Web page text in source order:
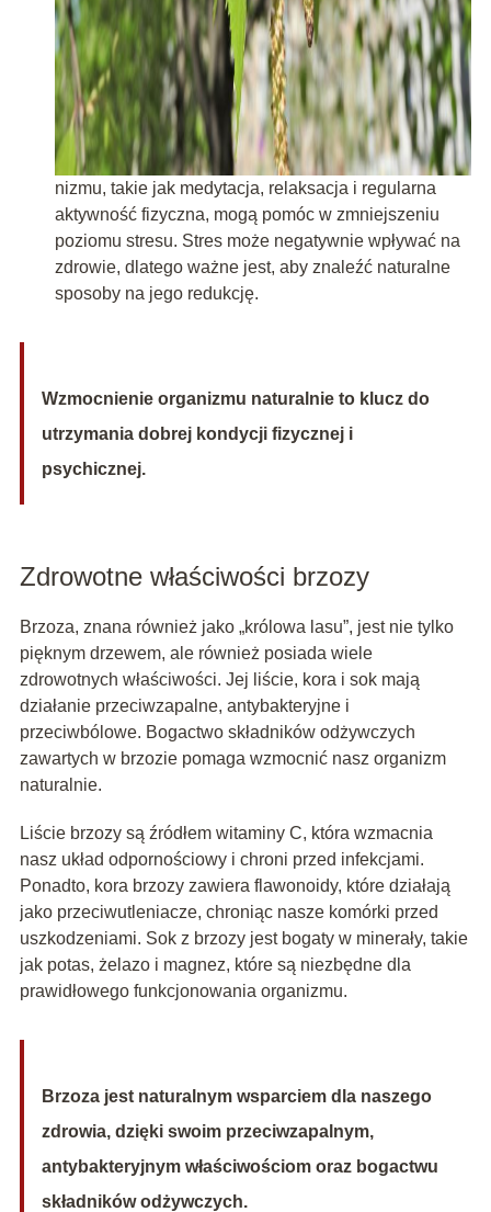
nizmu, takie jak medytacja, relaksacja i regularna
aktywność fizyczna, mogą pomóc w zmniejszeniu
poziomu stresu. Stres może negatywnie wpływać na
zdrowie, dlatego ważne jest, aby znaleźć naturalne
sposoby na jego redukcję.
Wzmocnienie organizmu naturalnie to klucz do
utrzymania dobrej kondycji fizycznej i
psychicznej.
Zdrowotne właściwości brzozy
Brzoza, znana również jako „królowa lasu”, jest nie tylko
pięknym drzewem, ale również posiada wiele
zdrowotnych właściwości. Jej liście, kora i sok mają
działanie przeciwzapalne, antybakteryjne i
przeciwbólowe. Bogactwo składników odżywczych
zawartych w brzozie pomaga wzmocnić nasz organizm
naturalnie.
Liście brzozy są źródłem witaminy C, która wzmacnia
nasz układ odpornościowy i chroni przed infekcjami.
Ponadto, kora brzozy zawiera flawonoidy, które działają
jako przeciwutleniacze, chroniąc nasze komórki przed
uszkodzeniami. Sok z brzozy jest bogaty w minerały, takie
jak potas, żelazo i magnez, które są niezbędne dla
prawidłowego funkcjonowania organizmu.
Brzoza jest naturalnym wsparciem dla naszego
zdrowia, dzięki swoim przeciwzapalnym,
antybakteryjnym właściwościom oraz bogactwu
składników odżywczych.